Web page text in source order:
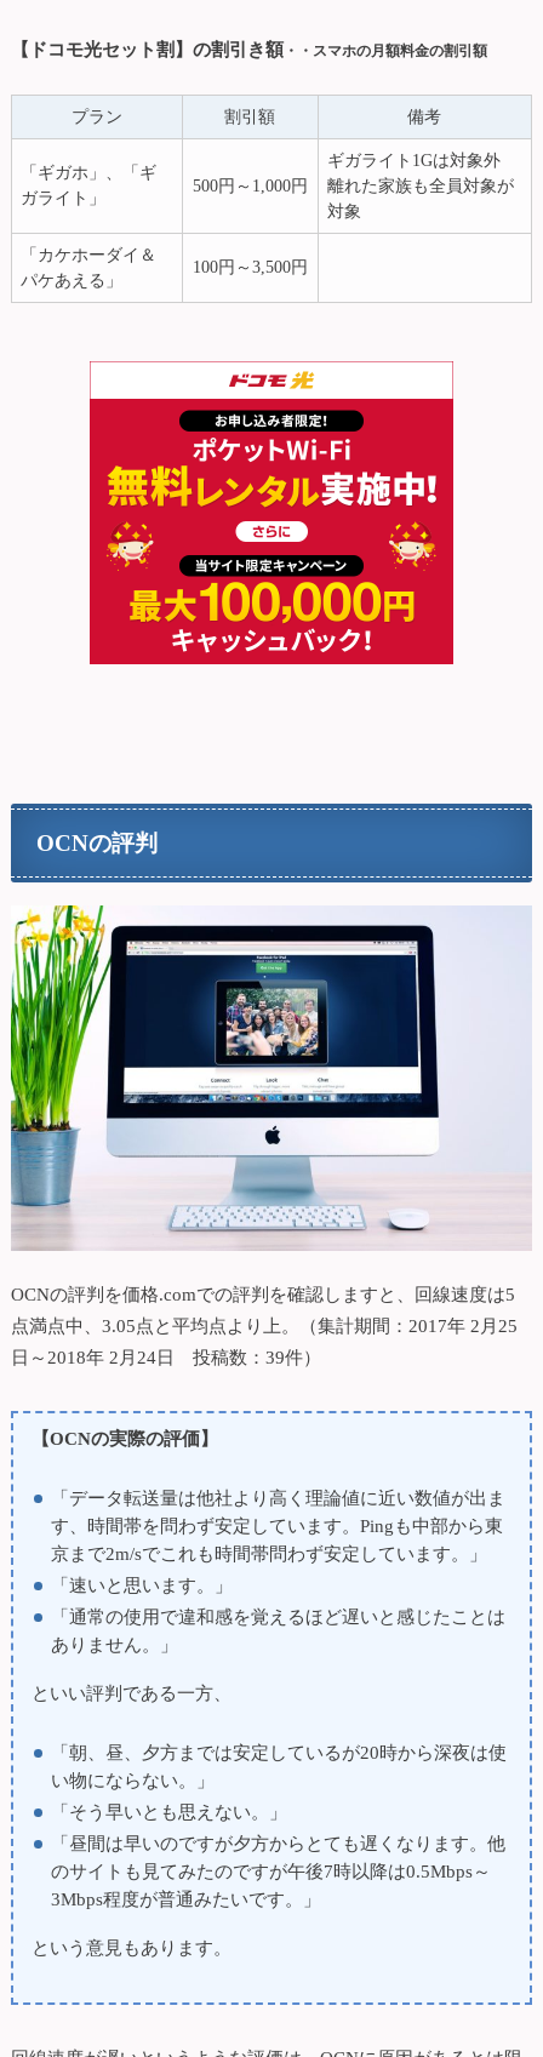
【ドコモ光セット割】の割引き額 ・・スマホの月額料金の割引額
プラン 割引額 備考
「ギガホ」、「ギ
ガライト」
500円～1,000円
ギガライト1Gは対象外
離れた家族も全員対象が
対象
「カケホーダイ＆
パケあえる」
100円～3,500円
OCNの評判
OCNの評判を価格.comでの評判を確認しますと、回線速度は5
点満点中、3.05点と平均点より上。（集計期間：2017年 2月25
日～2018年 2月24日 投稿数：39件）
【OCNの実際の評価】
「データ転送量は他社より高く理論値に近い数値が出ま
す、時間帯を問わず安定しています。Pingも中部から東
京まで2m/sでこれも時間帯問わず安定しています。」
「速いと思います。」
「通常の使用で違和感を覚えるほど遅いと感じたことは
ありません。」
といい評判である一方、
「朝、昼、夕方までは安定しているが20時から深夜は使
い物にならない。」
「そう早いとも思えない。」
「昼間は早いのですが夕方からとても遅くなります。他
のサイトも見てみたのですが午後7時以降は0.5Mbps～
3Mbps程度が普通みたいです。」
という意見もあります。